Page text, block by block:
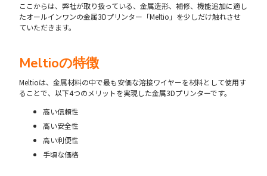
ここからは、弊社が取り扱っている、金属造形、補修、機能追加に適し
たオールインワンの金属3Dプリンター「Meltio」を少しだけ触れさせ
ていただきます。
Meltioの特徴
Meltioは、金属材料の中で最も安価な溶接ワイヤーを材料として使用す
ることで、以下4つのメリットを実現した金属3Dプリンターです。
高い信頼性
高い安全性
高い利便性
手頃な価格